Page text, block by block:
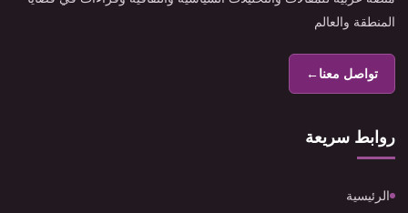
المنطقة والعالم
تواصل معنا←
روابط سريعة
الرئيسية